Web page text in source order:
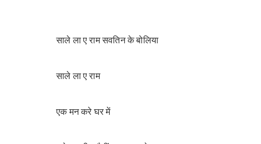
साले ला ए राम सवतिन के बोलिया
साले ला ए राम
एक मन करे घर में